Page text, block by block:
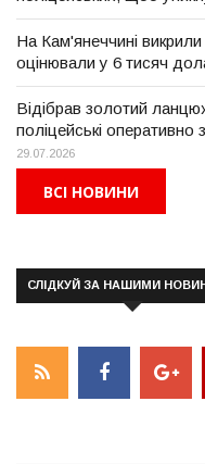
На Кам'янеччині
оцінювали у 6 тисяч
Відібрав золотий
поліцейські оперативно
29.07.2026
ВСІ НОВИНИ
СЛІДКУЙ ЗА НАШИМИ